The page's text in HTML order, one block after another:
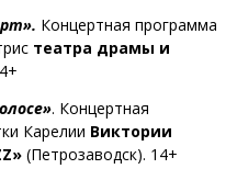
Концертная программа
театра драмы и
. Концертная
Карелии Виктории
(Петрозаводск). 14+